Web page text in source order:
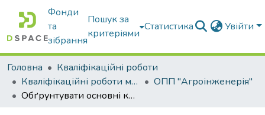
Фонди
та
зібрання
Пошук за
критеріями
Статистика Увійти
Головна
Кваліфікаційні роботи
Кваліфікаційні роботи магістрів
ОПП "Агроінженерія"
Обґрунтувати основні конструкційні параметри пристрою для покращення оглядовості робочих зон трактора класу 3